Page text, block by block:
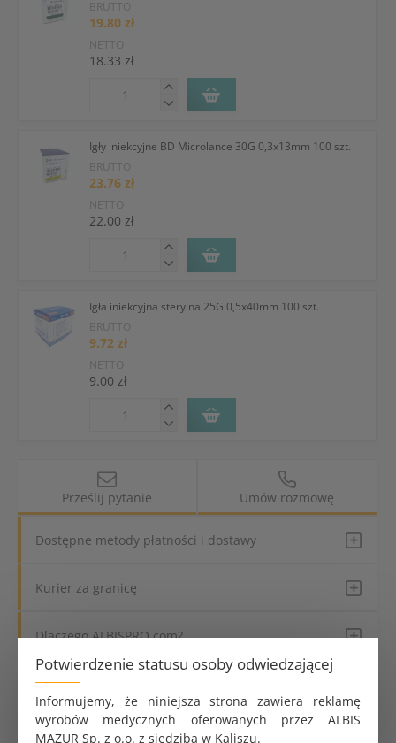
Potwierdzenie statusu osoby odwiedzającej
Informujemy, że niniejsza strona zawiera reklamę
wyrobów medycznych oferowanych przez ALBIS
MAZUR Sp. z o.o. z siedzibą w Kaliszu.
BRUTTO
19.80 zł
NETTO
18.33 zł
Igły iniekcyjne BD Microlance 30G 0,3x13mm 100 szt.
BRUTTO
23.76 zł
NETTO
22.00 zł
Igła iniekcyjna sterylna 25G 0,5x40mm 100 szt.
BRUTTO
9.72 zł
NETTO
9.00 zł
Prześlij pytanie Umów rozmowę
Dostępne metody płatności i dostawy
Kurier za granicę
Dlaczego ALBISPRO.com?
Parametry produktu
Przeznaczenie produktu Jednorazowe